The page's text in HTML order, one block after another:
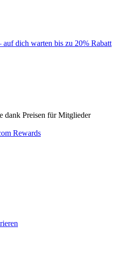
auf dich warten bis zu 20% Rabatt
dank Preisen für Mitglieder
Rewards